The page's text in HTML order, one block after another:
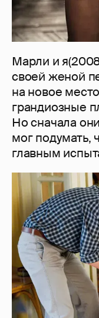
Марли и
своей женой
на новое
грандиозные
Но сначала
мог подумать,
главным